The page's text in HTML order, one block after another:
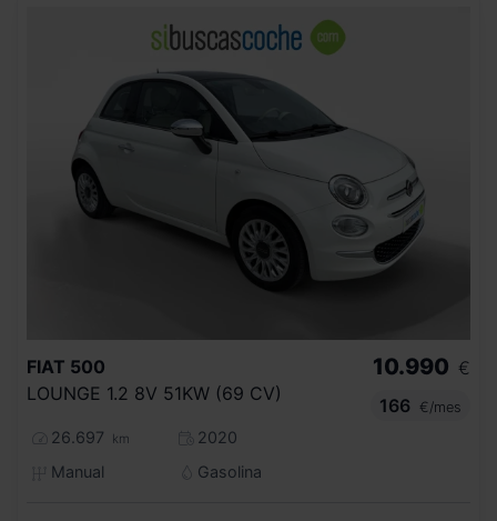
FIAT 500
LOUNGE 1.2 8V 51KW (69 CV)
26.697 km
2020
Manual
Gasolina
10.990 €
166
€/mes